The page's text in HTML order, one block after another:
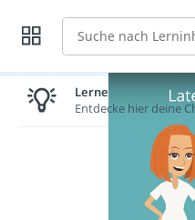
Suche
Lernen lohnt sich!
Entdecke hier deine